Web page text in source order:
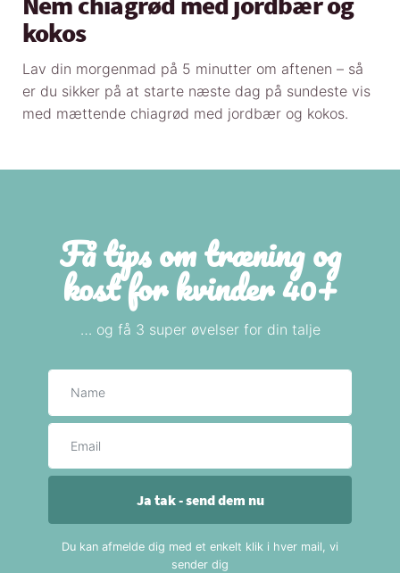
kokos
Lav din morgenmad på 5 minutter om aftenen – så
er du sikker på at starte næste dag på sundeste vis
med mættende chiagrød med jordbær og kokos.
Få tips om træning og
kost for kvinder 40+
… og få 3 super øvelser for din talje
Ja tak - send dem nu
Du kan afmelde dig med et enkelt klik i hver mail, vi
sender dig